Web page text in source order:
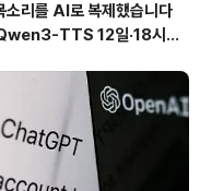
소리를 AI로 복제했습니다
TTS 12일·18시간